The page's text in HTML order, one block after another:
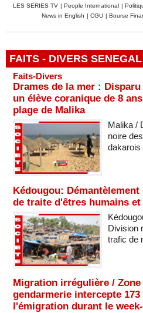
LES SERIES TV | People International |
News in English | CGU | Bourse
FAITS - DIVERS SENEGAL
Faits-Divers
Drames de la mer :
un élève coranique de 8
plage de Malika
Malika /
noire
dakarois
Kédougou:
de traite d'êtres humains
Division
trafic de
Migration irrégulière /
gendarmerie intercepte
l'émigration durant le